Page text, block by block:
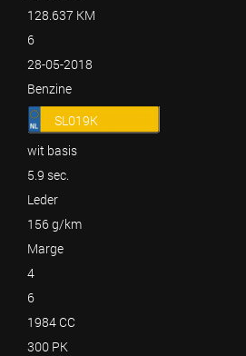
128.637 KM
6
28-05-2018
Benzine
SL019K
wit basis
5.9 sec.
Leder
156 g/km
Marge
4
6
1984 CC
300 PK